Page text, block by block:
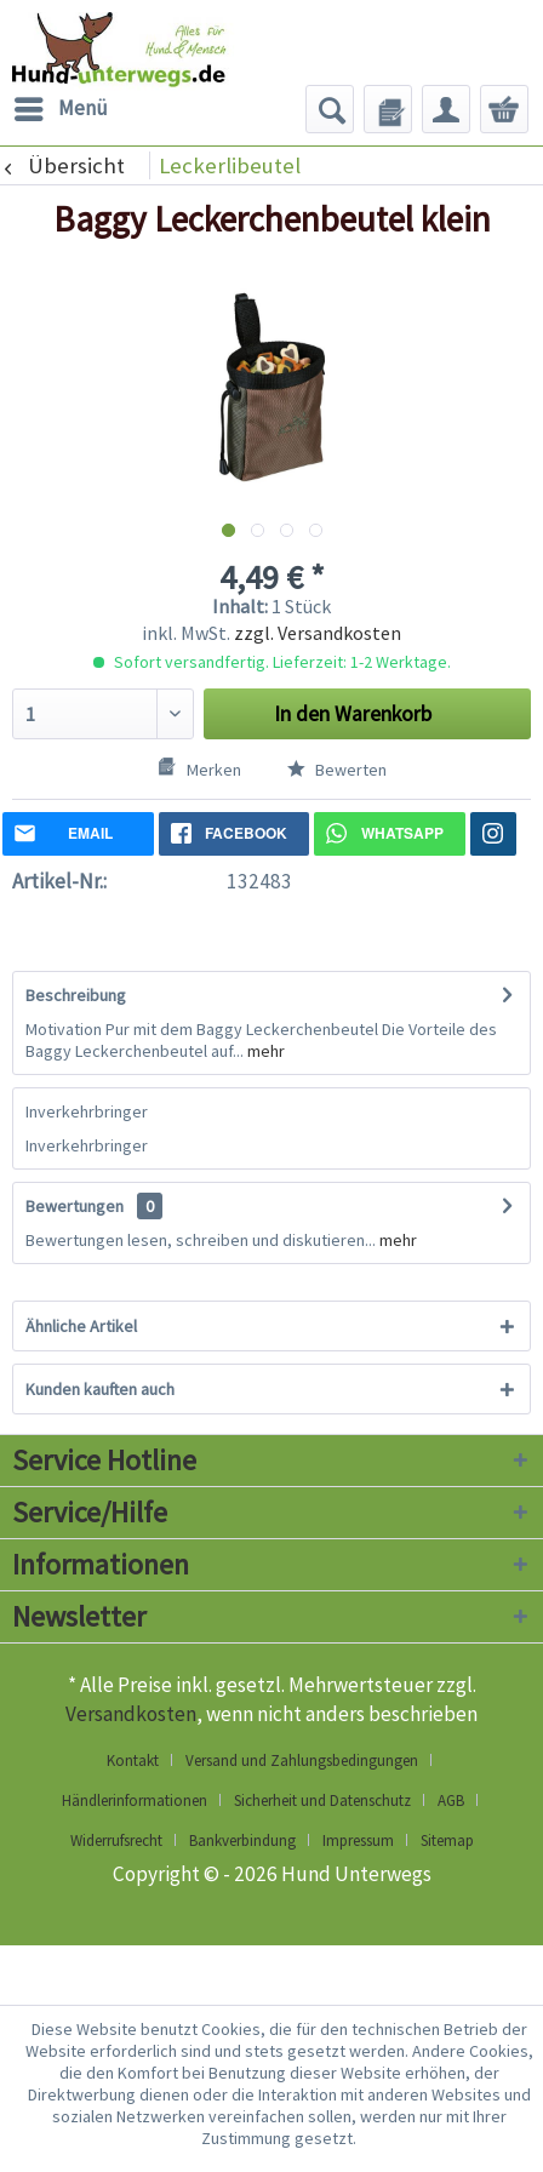
Menü
Übersicht Leckerlibeutel
Baggy Leckerchenbeutel klein
4,49 € *
Inhalt: 1 Stück
inkl. MwSt. zzgl. Versandkosten
Sofort versandfertig. Lieferzeit: 1-2 Werktage.
In denWarenkorb
Merken Bewerten
EMAIL FACEBOOK WHATSAPP
Artikel-Nr.: 132483
Beschreibung
Motivation Pur mit dem Baggy Leckerchenbeutel Die Vorteile des
Baggy Leckerchenbeutel auf... mehr
Inverkehrbringer
Inverkehrbringer
Bewertungen
0
Bewertungen lesen, schreiben und diskutieren... mehr
Ähnliche Artikel
Kunden kauften auch
Service Hotline
Service/Hilfe
Informationen
Newsletter
* Alle Preise inkl. gesetzl. Mehrwertsteuer zzgl.
Versandkosten, wenn nicht anders beschrieben
Kontakt
Versand und Zahlungsbedingungen
Händlerinformationen
Sicherheit und Datenschutz
AGB
Widerrufsrecht
Bankverbindung Impressum Sitemap
Copyright © - 2026 Hund Unterwegs
Diese Website benutzt Cookies, die für den technischen Betrieb der
Website erforderlich sind und stets gesetzt werden. Andere Cookies,
die den Komfort bei Benutzung dieser Website erhöhen, der
Direktwerbung dienen oder die Interaktion mit anderen Websites und
sozialen Netzwerken vereinfachen sollen, werden nur mit Ihrer
Zustimmung gesetzt.